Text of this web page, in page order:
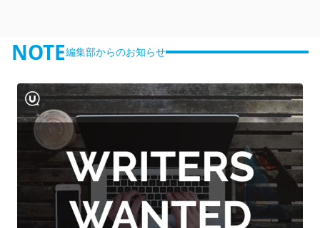
NOTE編集部からのお知らせ